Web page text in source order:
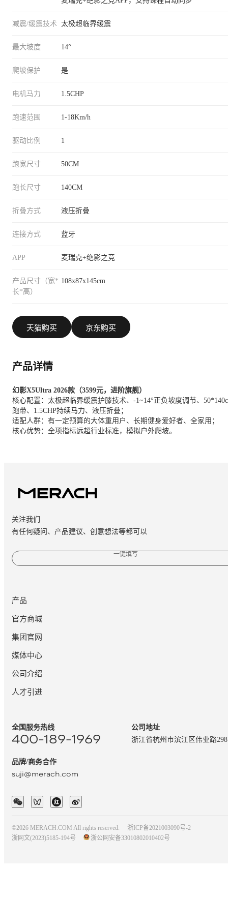
减震/缓震技术 太极超临界缓震
最大坡度 14°
爬坡保护 是
电机马力 1.5CHP
跑速范围 1-18Km/h
驱动比例 1
跑宽尺寸 50CM
跑长尺寸 140CM
折叠方式 液压折叠
连接方式 蓝牙
APP 麦瑞克+绝影之竞
产品尺寸（宽*
长*高）
108x87x145cm
天猫购买 京东购买
产品详情
幻影X5Ultra 2026款（3599元，进阶旗舰）
核心配置：太极超临界缓震护膝技术、-1~14°正负坡度调节、
跑带、1.5CHP持续马力、液压折叠；
适配人群：有一定预算的大体重用户、长期健身爱好者、全家用；
核心优势：全项指标远超行业标准，模拟户外爬坡。
关注我们
有任何疑问、产品建议、创意想法等都可以
一键填写
产品
官方商城
集团官网
媒体中心
公司介绍
人才引进
全国服务热线
400-189-1969
品牌/商务合作
suji@merach.com
公司地址
浙江省杭州市滨江区伟业路
©2026 MERACH.COM All rights reserved.
浙ICP备2021003090号-2
浙网文(2023)5185-194号
浙公网安备33010802010402号